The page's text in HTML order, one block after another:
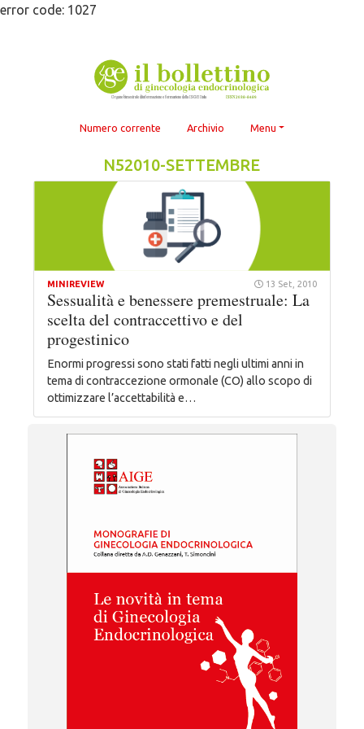
Skip
error code: 1027
Numero corrente Archivio Menu
N52010-SETTEMBRE
MINIREVIEW 13 Set, 2010
Sessualità e benessere premestruale: La
scelta del contraccettivo e del
progestinico
Enormi progressi sono stati fatti negli ultimi anni in
tema di contraccezione ormonale (CO) allo scopo di
ottimizzare l’accettabilità e…